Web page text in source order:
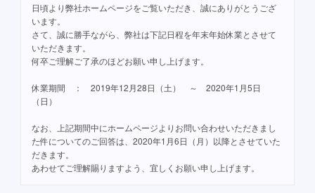
日頃より弊社ホームページをご覧いただき、誠にありがとうござ
います。
さて、誠に勝手ながら、弊社は下記日程を年末年始休業とさせて
いただきます。
何卒ご理解ご了承のほどお願い申し上げます。
休業期間 ： 2019年12月28日（土） ～ 2020年1月5日
（日）
なお、上記期間中にホームページよりお問い合わせいただきまし
た件についてのご回答は、2020年1月6日（月）以降とさせていた
だきます。
あわせてご理解賜りますよう、宜しくお願い申し上げます。